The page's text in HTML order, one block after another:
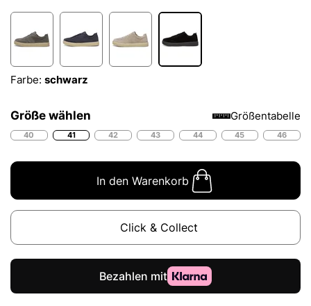
Farbe: schwarz
Größe wählen Größentabelle
40 41 42 43 44 45 46
In den Warenkorb
Click & Collect